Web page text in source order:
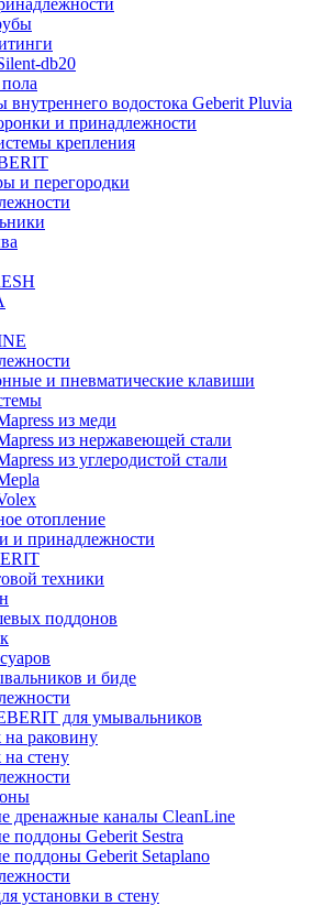
db20
внутреннего водостока Geberit Pluvia
и принадлежности
крепления
и перегородки
и пневматические клавиши
из меди
из нержавеющей стали
из углеродистой стали
отопление
и принадлежности
техники
поддонов
и биде
для умывальников
раковину
стену
дренажные каналы CleanLine
поддоны Geberit Sestra
поддоны Geberit Setaplano
установки в стену